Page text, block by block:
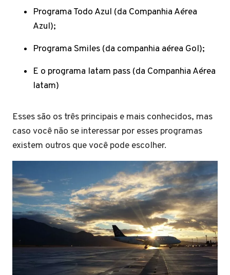
Programa Todo Azul (da Companhia Aérea
Azul);
Programa Smiles (da companhia aérea Gol);
E o programa latam pass (da Companhia Aérea
latam)
Esses são os três principais e mais conhecidos, mas
caso você não se interessar por esses programas
existem outros que você pode escolher.